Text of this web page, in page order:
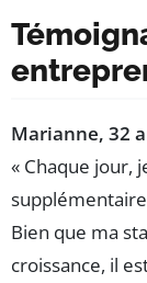
Marianne, 32
« Chaque jour,
Bien que ma
croissance, il